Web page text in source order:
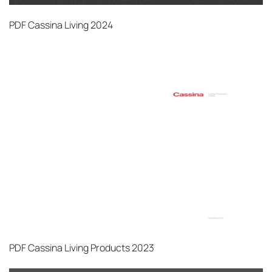
PDFCassina Living 2024
PDFCassina Living Products 2023